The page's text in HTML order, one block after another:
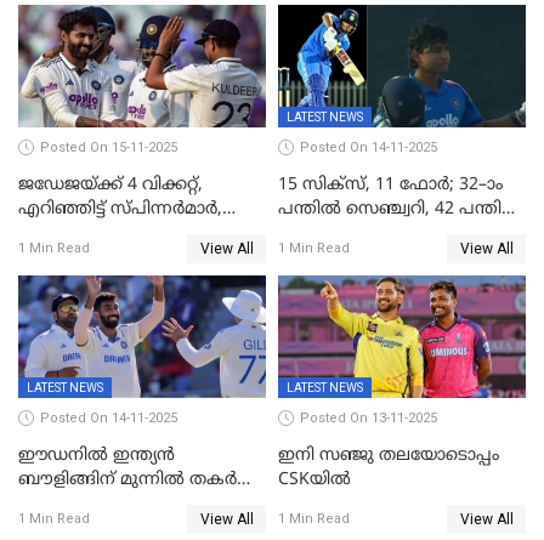
Posted On 15-11-2025
ജഡേജയ്ക്ക് 4 വിക്കറ്റ്,
എറിഞ്ഞിട്ട് സ്പിന്നർമാർ,
പ്രോട്ടീസ്
1 Min Read View All
LATEST NEWS
Posted On 14-11-2025
15 സിക്സ്, 11 ഫോർ; 32–ാം
പന്തിൽ സെഞ്ച്വറി, 42 പന്തിൽ
1 Min Read View All
LATEST NEWS
Posted On 14-11-2025
ഈഡനിൽ ഇന്ത്യൻ
ബൗളിങ്ങിന് മുന്നിൽ തകർന്ന്
പുറത്ത്; ബുമ്രയ്ക്ക് അഞ്ച്
1 Min Read View All
LATEST NEWS
Posted On 13-11-2025
ഇനി സഞ്ജു തലയോടൊപ്പം
CSKയിൽ
1 Min Read View All